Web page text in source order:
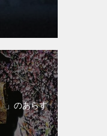
」のあらす